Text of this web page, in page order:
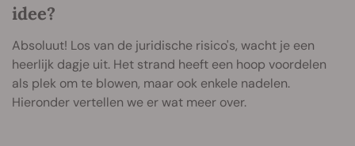
idee?
Absoluut! Los van de juridische risico's, wacht je een
heerlijk dagje uit. Het strand heeft een hoop voordelen
als plek om te blowen, maar ook enkele nadelen.
Hieronder vertellen we er wat meer over.